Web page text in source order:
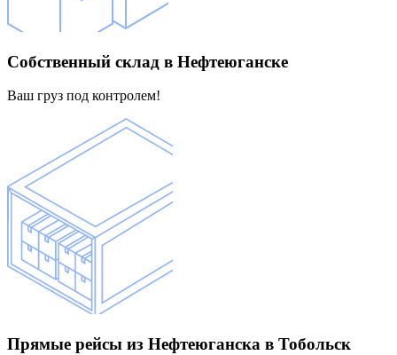
Собственный склад в Нефтеюганске
Ваш груз под контролем!
Прямые рейсы из Нефтеюганска в Тобольск